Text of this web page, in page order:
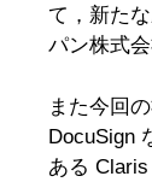
て，新た
パン株式
また今回
DocuSign
ある